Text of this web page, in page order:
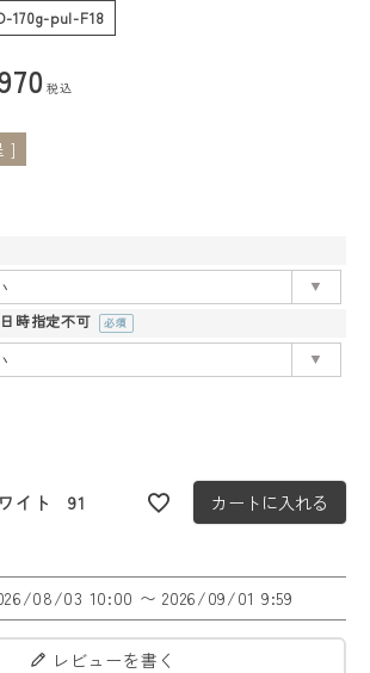
170g-pul-F18
税込
]
時指定不可
(必
イト 91 カートに入れる
08/03 10:00 〜 2026/09/01 9:59
レビューを書く